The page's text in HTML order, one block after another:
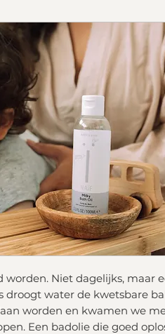
worden. Niet dagelijks, maar
droogt water de kwetsbare
worden en kwamen we
Een badolie die goed